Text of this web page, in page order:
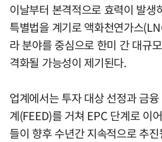
이날부터 본격적으로 효력이 발생
특별법을 계기로 액화천연가스
라 분야를 중심으로 한미 간 대규
격화될 가능성이 제기된다.
업계에서는 투자 대상 선정과 금
계(FEED)를 거쳐 EPC 단계로 이
들이 향후 수년간 지속적으로 추